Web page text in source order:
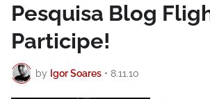
Pesquisa Blog
Participe!
by Igor Soares • 8.11.10